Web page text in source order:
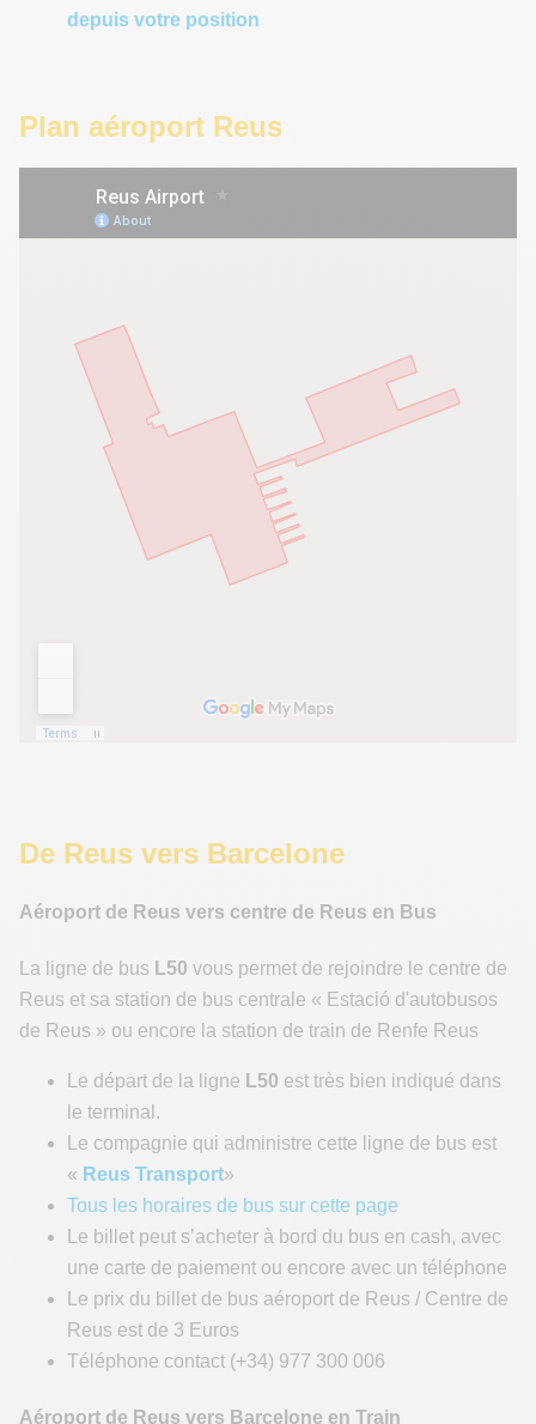
depuis votre position
Plan aéroport Reus
De Reus vers Barcelone
Aéroport de Reus vers centre de Reus en Bus
La ligne de bus L50 vous permet de rejoindre le centre de
Reus et sa station de bus centrale « Estació d'autobusos
de Reus » ou encore la station de train de Renfe Reus
Le départ de la ligne L50 est très bien indiqué dans
le terminal.
Le compagnie qui administre cette ligne de bus est
« Reus Transport»
Tous les horaires de bus sur cette page
Le billet peut s’acheter à bord du bus en cash, avec
une carte de paiement ou encore avec un téléphone
Le prix du billet de bus aéroport de Reus / Centre de
Reus est de 3 Euros
Téléphone contact (+34) 977 300 006
Aéroport de Reus vers Barcelone en Train